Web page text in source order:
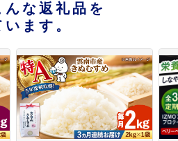
んな返礼品を
います。